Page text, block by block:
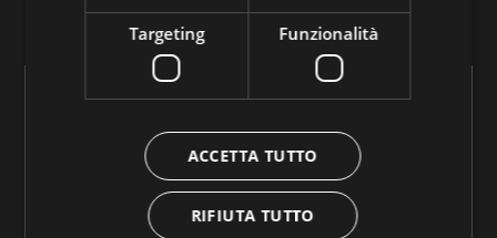
CABRIO FREE
Targeting Funzionalità
ACCETTA TUTTO
RIFIUTA TUTTO